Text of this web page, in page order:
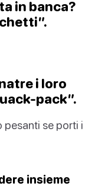
in banca?
i loro
pack”.
pesanti se porti i
insieme